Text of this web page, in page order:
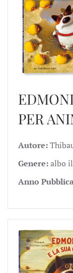
PER
Autore:
Genere:albo
Anno